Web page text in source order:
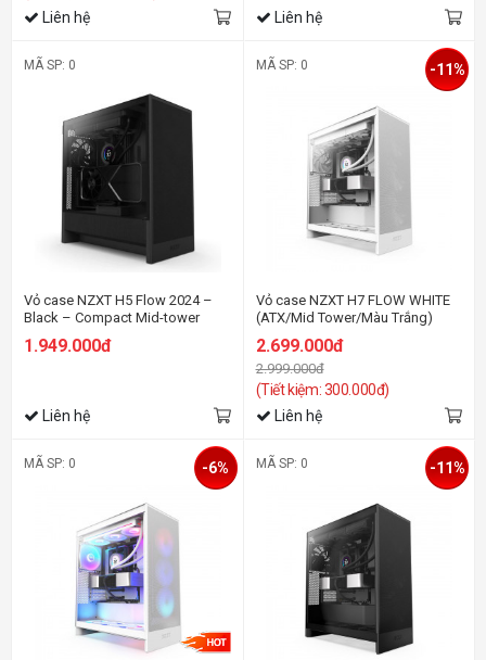
Liên hệ Liên hệ
MÃ SP: 0
Vỏ case NZXT H5 Flow 2024 –
Black – Compact Mid-tower
Airflow Case
1.949.000đ
Liên hệ
MÃ SP: 0
Vỏ case NZXT H7 FLOW WHITE
(ATX/Mid Tower/Màu Trắng)
2.699.000đ
2.999.000đ
(Tiết kiệm: 300.000đ)
-11%
Liên hệ
MÃ SP: 0 -6% MÃ SP: 0 -11%